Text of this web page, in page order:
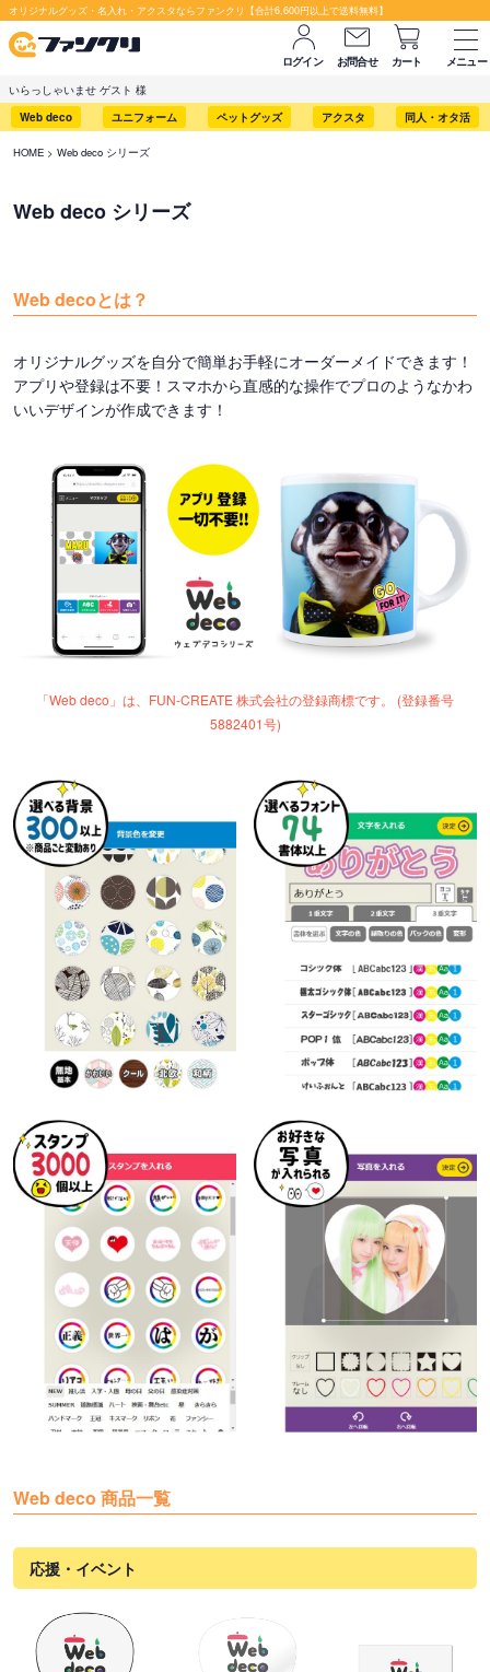
オリジナルグッズ・名入れ・アクスタならファンクリ【合計6,600円以上で送料無料】
ログイン お問合せ カート
メニュー
いらっしゃいませ ゲスト 様
Web deco
ユニフォーム ペットグッズ アクスタ 同人・オタ活
HOME Web deco シリーズ
Web deco シリーズ
Web decoとは？
オリジナルグッズを自分で簡単お手軽にオーダーメイドできます！
アプリや登録は不要！スマホから直感的な操作でプロのようなかわ
いいデザインが作成できます！
「Web deco」は、FUN-CREATE 株式会社の登録商標です。 (登録番号
5882401号)
Web deco 商品一覧
応援・イベント